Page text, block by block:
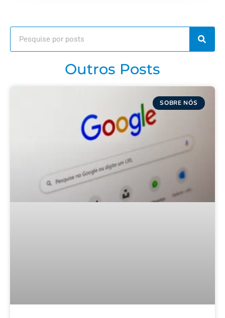
Outros Posts
SOBRE NÓS